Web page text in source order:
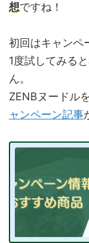
想ですね！
初回はキャンペ
1度試してみる
ん。
ZENBヌードル
ャンペーン記事